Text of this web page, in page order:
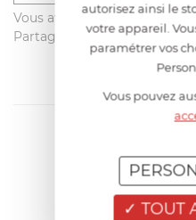
Vous avez acheté ce produit
Partagez votre avis avec les
autorisez ainsi le
votre appareil.
paramétrer vos
Vous pouvez
TOUT